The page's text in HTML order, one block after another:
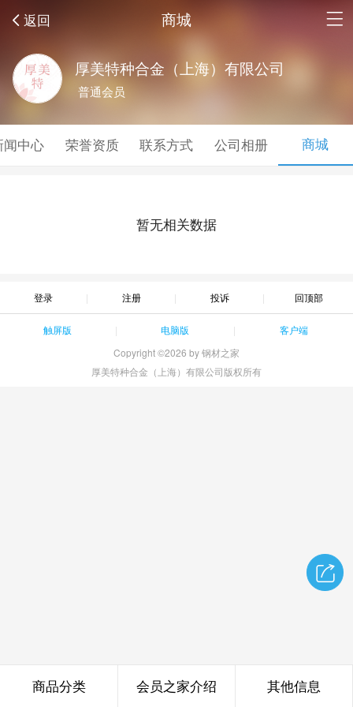
返回 商城
厚美特种合金（上海）有限公司
普通会员
闻中心 荣誉资质 联系方式 公司相册 商城
暂无相关数据
登录 注册 投诉 回顶部
触屏版 电脑版
客户端
Copyright ©2026 by 钢材之家
厚美特种合金（上海）有限公司版权所有
商品分类 会员之家介绍 其他信息